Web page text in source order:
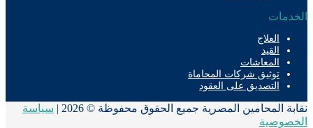
العلاج
القيد
المعاشات
توثيق شركات المحاماة
التصديق على العقود
المحامين المصرية جميع الحقوق محفوظة © 2026 |
سياسة